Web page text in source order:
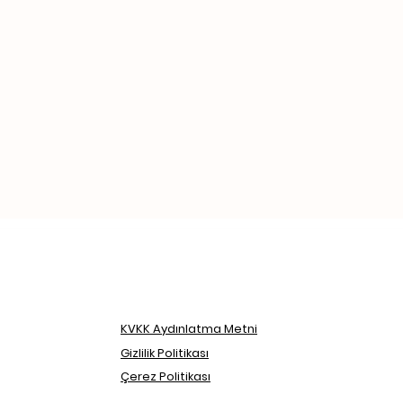
KVKK Aydınlatma Metni
Gizlilik Politikası
Çerez Politikası